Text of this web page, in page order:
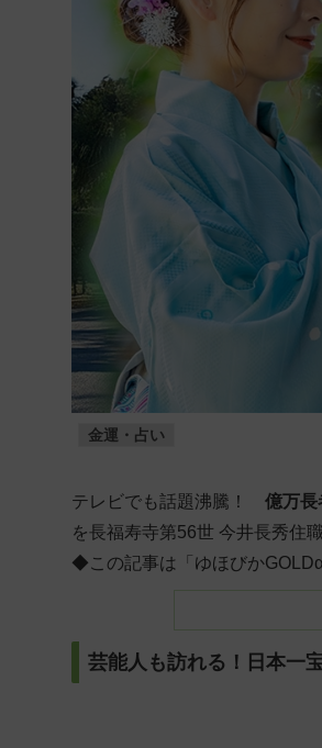
金運・占い
テレビでも話題沸騰！ 億万長
を長福寿寺第56世 今井長秀住
◆この記事は「ゆほびか
芸能人も訪れる！日本一